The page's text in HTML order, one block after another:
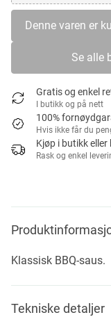
Denne varen er
Se alle
Gratis og enkel
I butikk og på nett
100%
Hvis ikke får du
Kjøp i butikk eller
Rask og enkel
Klassisk BBQ-saus.
Tekniske detaljer